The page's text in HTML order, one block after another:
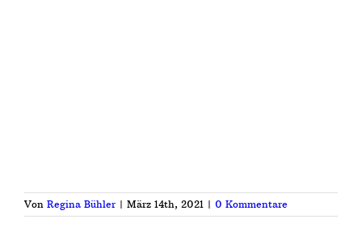
Von Regina Bühler | März 14th, 2021 | 0 Kommentare